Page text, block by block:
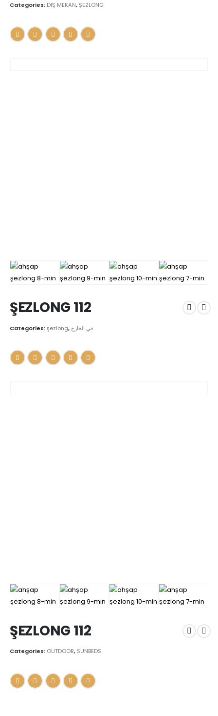
Categories: DIŞ MEKAN,ŞEZLONG
ŞEZLONG 112
Categories:şezlong, في الخارج
ŞEZLONG 112
Categories: OUTDOOR, SUNBEDS